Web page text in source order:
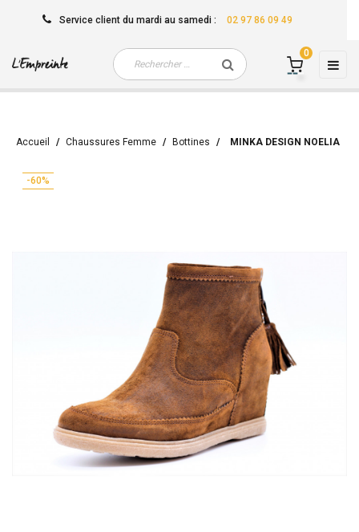
Service client du mardi au samedi : 02 97 86 09 49
☰
0
Accueil Chaussures Femme Bottines MINKA DESIGN NOELIA
-60%